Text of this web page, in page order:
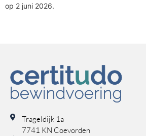
op 2 juni 2026.
Trageldijk 1a
7741 KN Coevorden